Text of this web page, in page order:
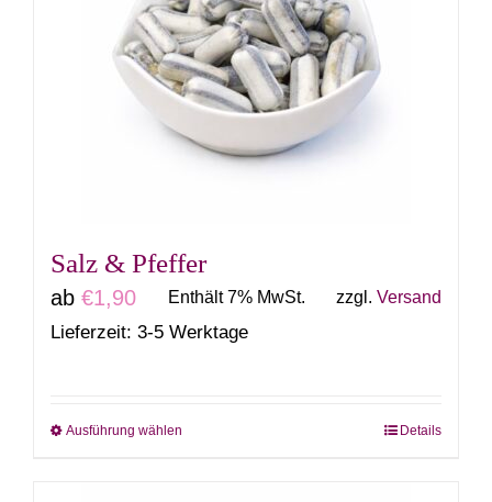
auf.
Die
Optionen
können
auf
werden
Salz & Pfeffer
ab €1,90 Enthält 7% MwSt. zzgl. Versand
Lieferzeit: 3-5 Werktage
Ausführung wählen Details